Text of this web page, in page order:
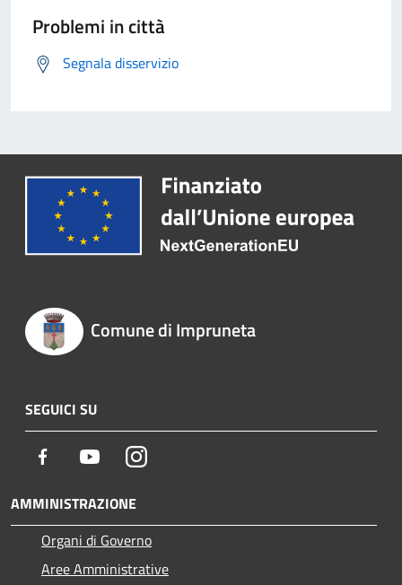
Problemi in città
Segnala disservizio
Comune di Impruneta
SEGUICI SU
Facebook YoutubeInstagram
AMMINISTRAZIONE
Organi di Governo
Aree Amministrative